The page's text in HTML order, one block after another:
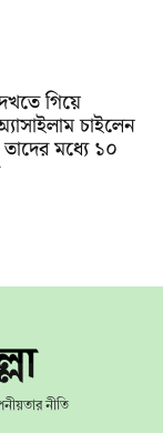
গিয়ে
চাইলেন
মধ্যে ১০
নীতি